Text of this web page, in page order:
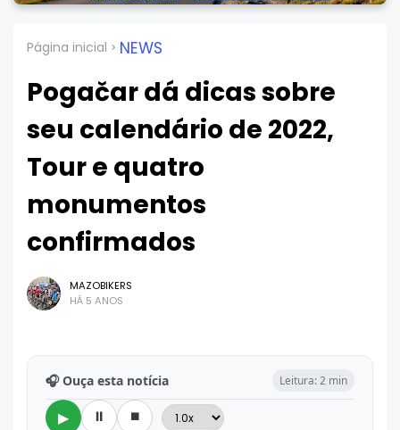
Página inicial NEWS
Pogačar dá dicas sobre
seu calendário de 2022,
Tour e quatro
monumentos
confirmados
MAZOBIKERS
HÁ 5 ANOS
🎧 Ouça esta notícia Leitura: 2 min
▶ ⏸ ⏹